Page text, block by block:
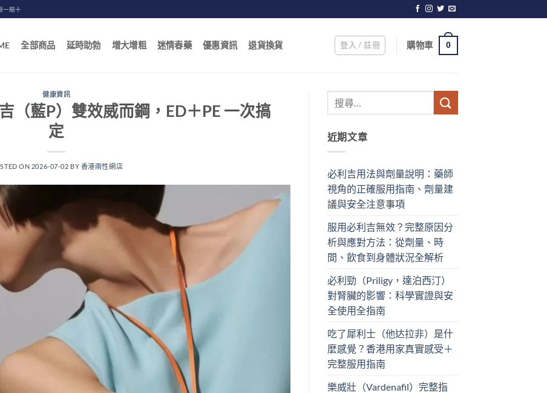
一賠十
全部商品 延時助勃 增大增粗 迷情春藥 優惠資訊 退貨換貨 登入 / 註冊 購物車 0
健康資訊
（藍P）雙效威而鋼，ED＋PE 一次搞
定
ON 2026-07-02 BY 香港兩性網店
近期文章
必利吉用法與劑量說明：藥師
視角的正確服用指南、劑量建
議與安全注意事項
服用必利吉無效？完整原因分
析與應對方法：從劑量、時
間、飲食到身體狀況全解析
必利勁（Priligy，達泊西汀）
對腎臟的影響：科學實證與安
全使用全指南
吃了犀利士（他达拉非）是什
麼感覺？香港用家真實感受＋
完整服用指南
樂威壯（Vardenafil）完整指